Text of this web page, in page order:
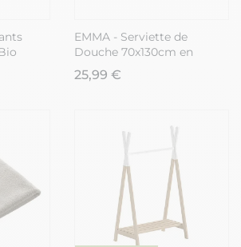
EMMA - Serviette de
Douche 70x130cm en
Coton Bio Coloris Romarin
25,99 €